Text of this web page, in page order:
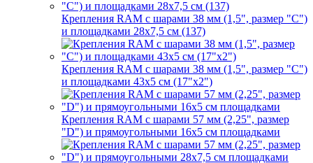
Крепления RAM с шарами 38 мм (1,5", размер "C")
и площадками 28х7,5 см (137)
Крепления RAM с шарами 38 мм (1,5", размер "C")
и площадками 43х5 см (17"х2")
Крепления RAM с шарами 57 мм (2,25", размер
"D") и прямоугольными 16х5 см площадками